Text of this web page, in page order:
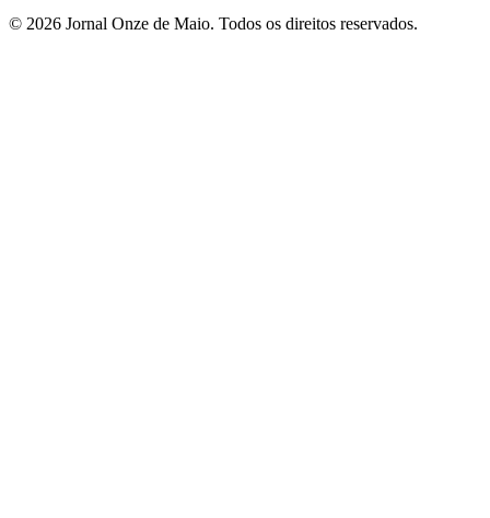
© 2026 Jornal Onze de Maio. Todos os direitos reservados.